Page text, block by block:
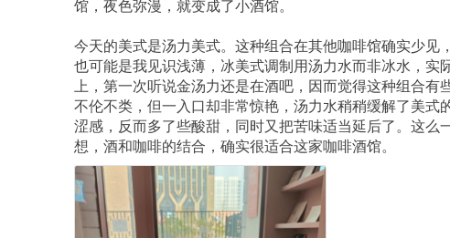
馆，夜色弥漫，就变成了小酒馆。
今天的美式是汤力美式。这种组合在其他咖啡馆确实少见，
也可能是我见识浅薄，冰美式调制用汤力水而非冰水，实
上，第一次听说金汤力还是在酒吧，因而觉得这种组合有
不伦不类，但一入口却非常惊艳，汤力水稍稍缓解了美式
涩感，反而多了些酸甜，同时又把苦味适当延后了。这么
想，酒和咖啡的结合，确实很适合这家咖啡酒馆。